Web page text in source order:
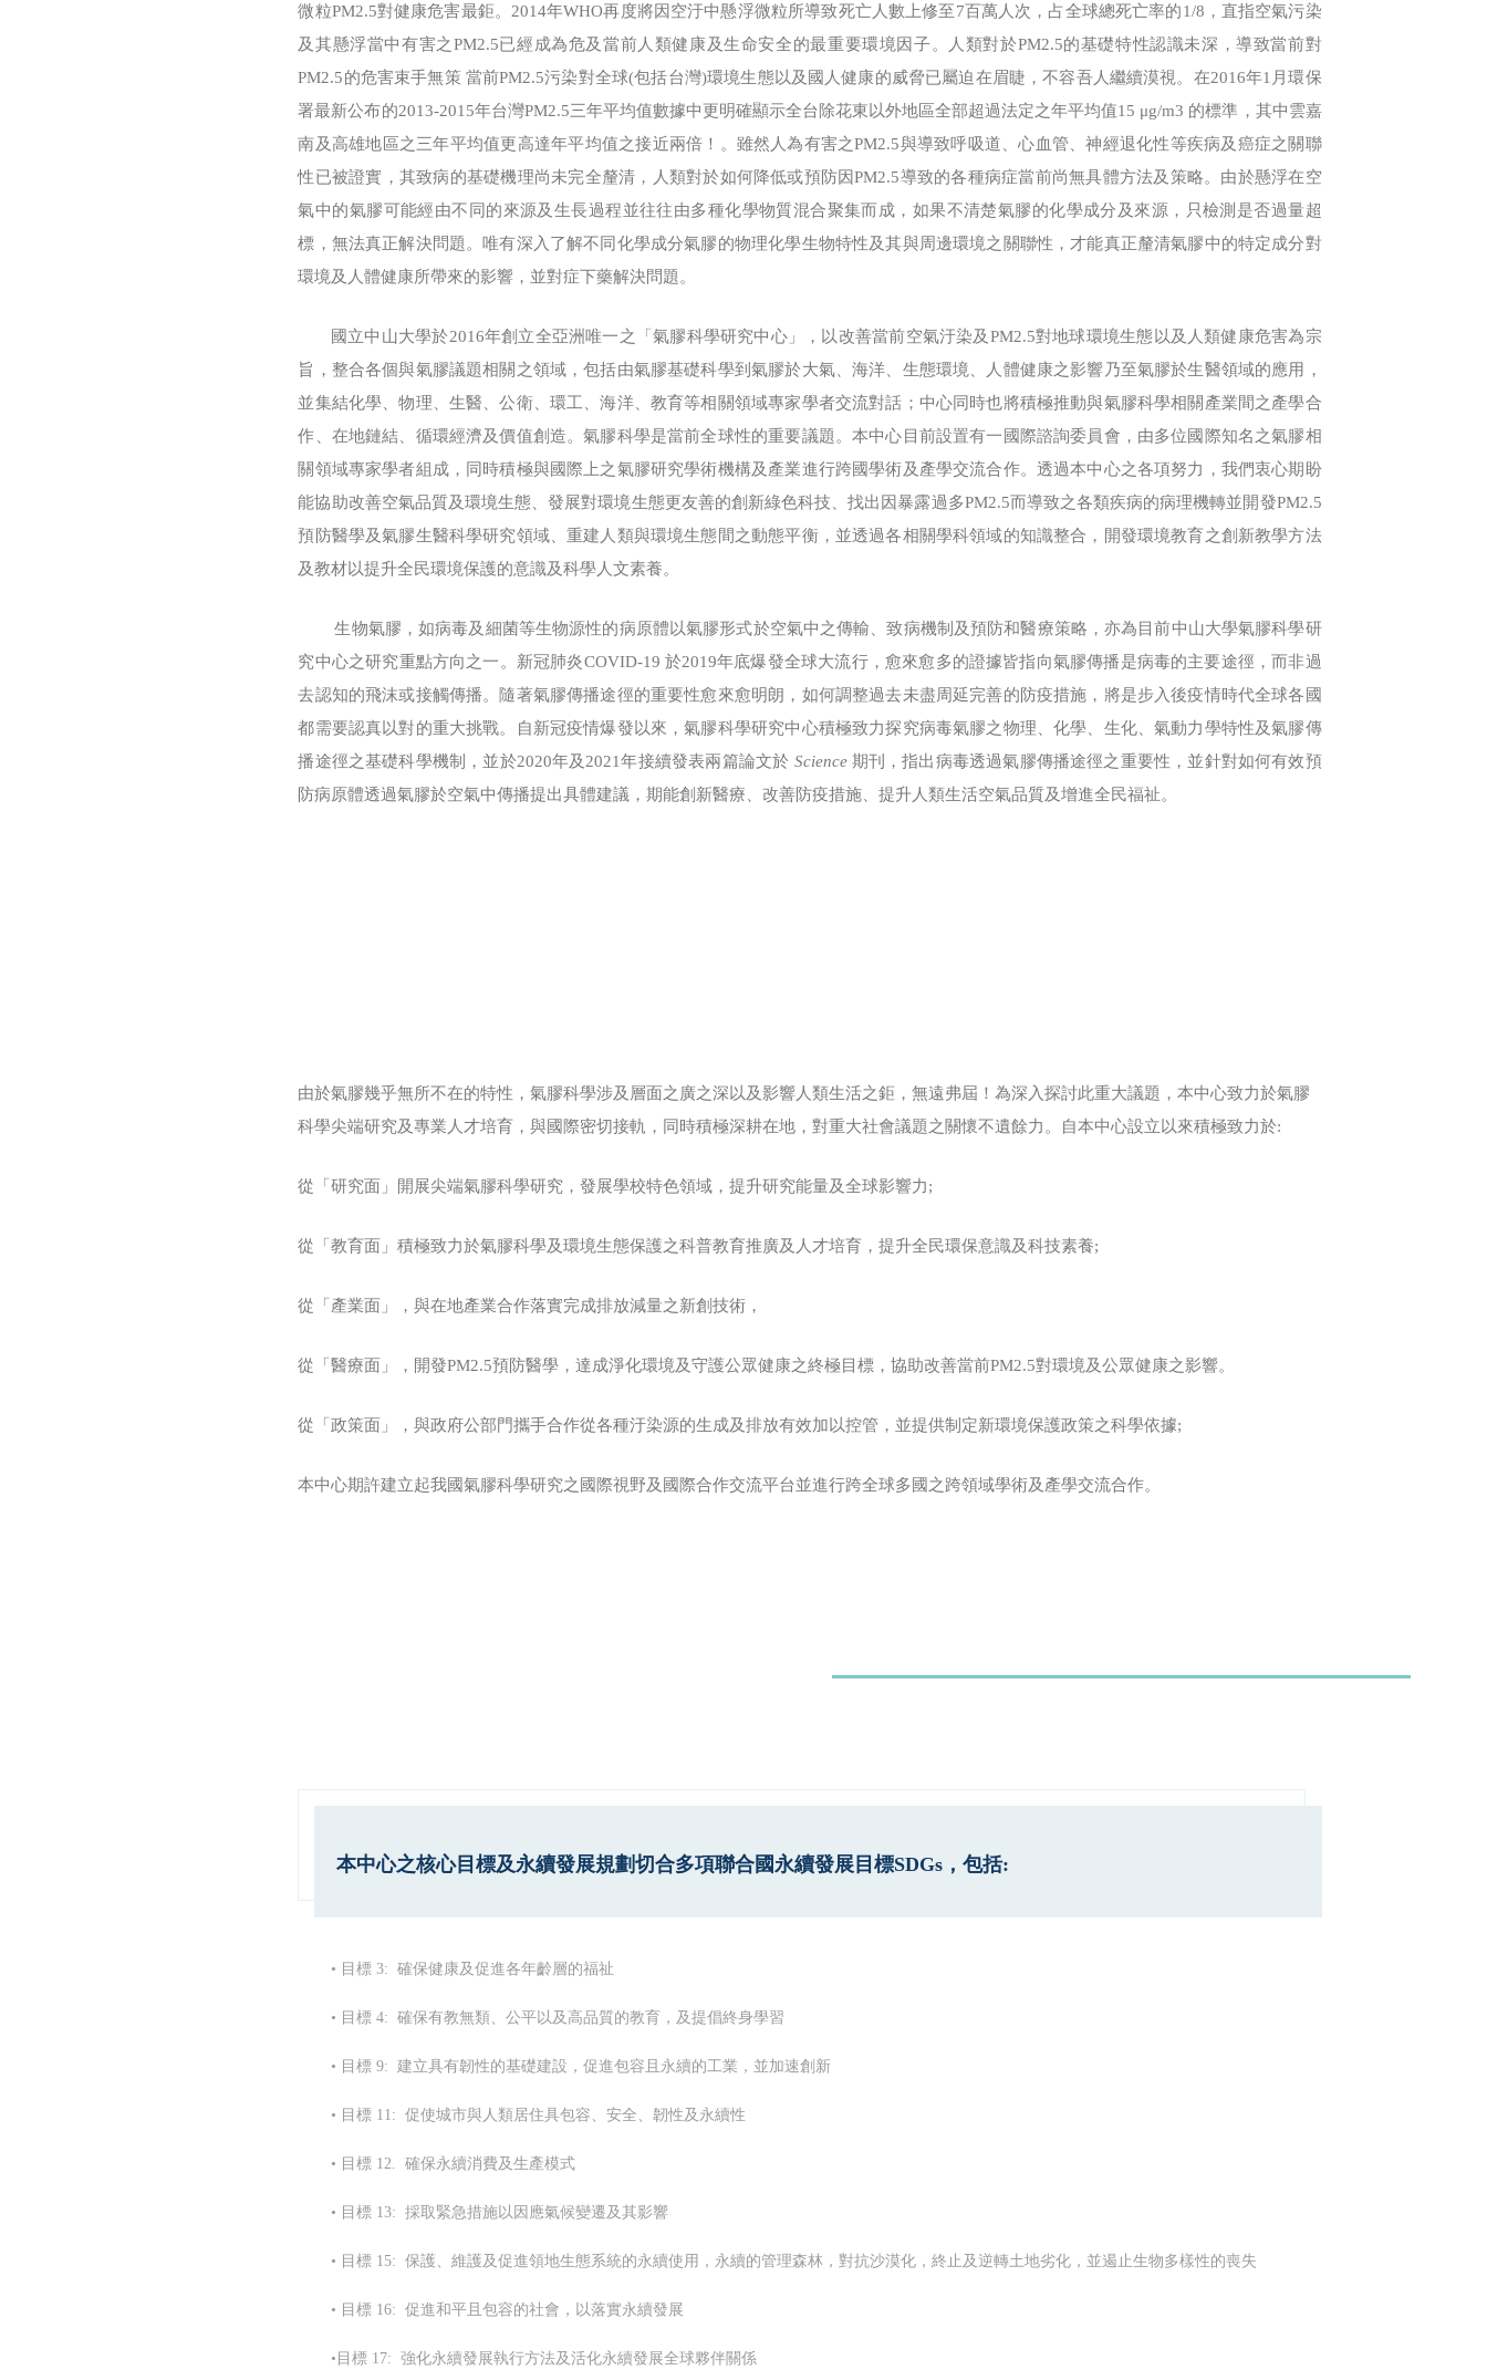
微粒PM2.5對健康危害最鉅。2014年WHO再度將因空汙中懸浮微粒所導致死亡人數上修至7百萬人次，占全球總死亡率的1/8，直指空氣污染
及其懸浮當中有害之PM2.5已經成為危及當前人類健康及生命安全的最重要環境因子。人類對於PM2.5的基礎特性認識未深，導致當前對
PM2.5的危害束手無策 當前PM2.5污染對全球(包括台灣)環境生態以及國人健康的威脅已屬迫在眉睫，不容吾人繼續漠視。在2016年1月環保
署最新公布的2013-2015年台灣PM2.5三年平均值數據中更明確顯示全台除花東以外地區全部超過法定之年平均值15 μg/m3 的標準，其中雲嘉
南及高雄地區之三年平均值更高達年平均值之接近兩倍！。雖然人為有害之PM2.5與導致呼吸道、心血管、神經退化性等疾病及癌症之關聯
性已被證實，其致病的基礎機理尚未完全釐清，人類對於如何降低或預防因PM2.5導致的各種病症當前尚無具體方法及策略。由於懸浮在空
氣中的氣膠可能經由不同的來源及生長過程並往往由多種化學物質混合聚集而成，如果不清楚氣膠的化學成分及來源，只檢測是否過量超
標，無法真正解決問題。唯有深入了解不同化學成分氣膠的物理化學生物特性及其與周邊環境之關聯性，才能真正釐清氣膠中的特定成分對
環境及人體健康所帶來的影響，並對症下藥解決問題。
國立中山大學於2016年創立全亞洲唯一之「氣膠科學研究中心」，以改善當前空氣汙染及PM2.5對地球環境生態以及人類健康危害為宗
旨，整合各個與氣膠議題相關之領域，包括由氣膠基礎科學到氣膠於大氣、海洋、生態環境、人體健康之影響乃至氣膠於生醫領域的應用，
並集結化學、物理、生醫、公衛、環工、海洋、教育等相關領域專家學者交流對話；中心同時也將積極推動與氣膠科學相關產業間之產學合
作、在地鏈結、循環經濟及價值創造。氣膠科學是當前全球性的重要議題。本中心目前設置有一國際諮詢委員會，由多位國際知名之氣膠相
關領域專家學者組成，同時積極與國際上之氣膠研究學術機構及產業進行跨國學術及產學交流合作。透過本中心之各項努力，我們衷心期盼
能協助改善空氣品質及環境生態、發展對環境生態更友善的創新綠色科技、找出因暴露過多PM2.5而導致之各類疾病的病理機轉並開發PM2.5
預防醫學及氣膠生醫科學研究領域、重建人類與環境生態間之動態平衡，並透過各相關學科領域的知識整合，開發環境教育之創新教學方法
及教材以提升全民環境保護的意識及科學人文素養。
生物氣膠，如病毒及細菌等生物源性的病原體以氣膠形式於空氣中之傳輸、致病機制及預防和醫療策略，亦為目前中山大學氣膠科學研
究中心之研究重點方向之一。新冠肺炎COVID-19 於2019年底爆發全球大流行，愈來愈多的證據皆指向氣膠傳播是病毒的主要途徑，而非過
去認知的飛沫或接觸傳播。隨著氣膠傳播途徑的重要性愈來愈明朗，如何調整過去未盡周延完善的防疫措施，將是步入後疫情時代全球各國
都需要認真以對的重大挑戰。自新冠疫情爆發以來，氣膠科學研究中心積極致力探究病毒氣膠之物理、化學、生化、氣動力學特性及氣膠傳
播途徑之基礎科學機制，並於2020年及2021年接續發表兩篇論文於 Science期刊，指出病毒透過氣膠傳播途徑之重要性，並針對如何有效預
防病原體透過氣膠於空氣中傳播提出具體建議，期能創新醫療、改善防疫措施、提升人類生活空氣品質及增進全民福祉。
由於氣膠幾乎無所不在的特性，氣膠科學涉及層面之廣之深以及影響人類生活之鉅，無遠弗屆！為深入探討此重大議題，本中心致力於氣膠
科學尖端研究及專業人才培育，與國際密切接軌，同時積極深耕在地，對重大社會議題之關懷不遺餘力。自本中心設立以來積極致力於:
從「研究面」開展尖端氣膠科學研究，發展學校特色領域，提升研究能量及全球影響力;
從「教育面」積極致力於氣膠科學及環境生態保護之科普教育推廣及人才培育，提升全民環保意識及科技素養;
從「產業面」，與在地產業合作落實完成排放減量之新創技術，
從「醫療面」，開發PM2.5預防醫學，達成淨化環境及守護公眾健康之終極目標，協助改善當前PM2.5對環境及公眾健康之影響。
從「政策面」，與政府公部門攜手合作從各種汙染源的生成及排放有效加以控管，並提供制定新環境保護政策之科學依據;
本中心期許建立起我國氣膠科學研究之國際視野及國際合作交流平台並進行跨全球多國之跨領域學術及產學交流合作。
本中心之核心目標及永續發展規劃切合多項聯合國永續發展目標SDGs，包括:
• 目標 3: 確保健康及促進各年齡層的福祉
• 目標 4: 確保有教無類、公平以及高品質的教育，及提倡終身學習
• 目標 9: 建立具有韌性的基礎建設，促進包容且永續的工業，並加速創新
• 目標 11: 促使城市與人類居住具包容、安全、韌性及永續性
• 目標 12. 確保永續消費及生產模式
• 目標 13: 採取緊急措施以因應氣候變遷及其影響
• 目標 15: 保護、維護及促進領地生態系統的永續使用，永續的管理森林，對抗沙漠化，終止及逆轉土地劣化，並遏止生物多樣性的喪失
• 目標 16: 促進和平且包容的社會，以落實永續發展
•目標 17: 強化永續發展執行方法及活化永續發展全球夥伴關係